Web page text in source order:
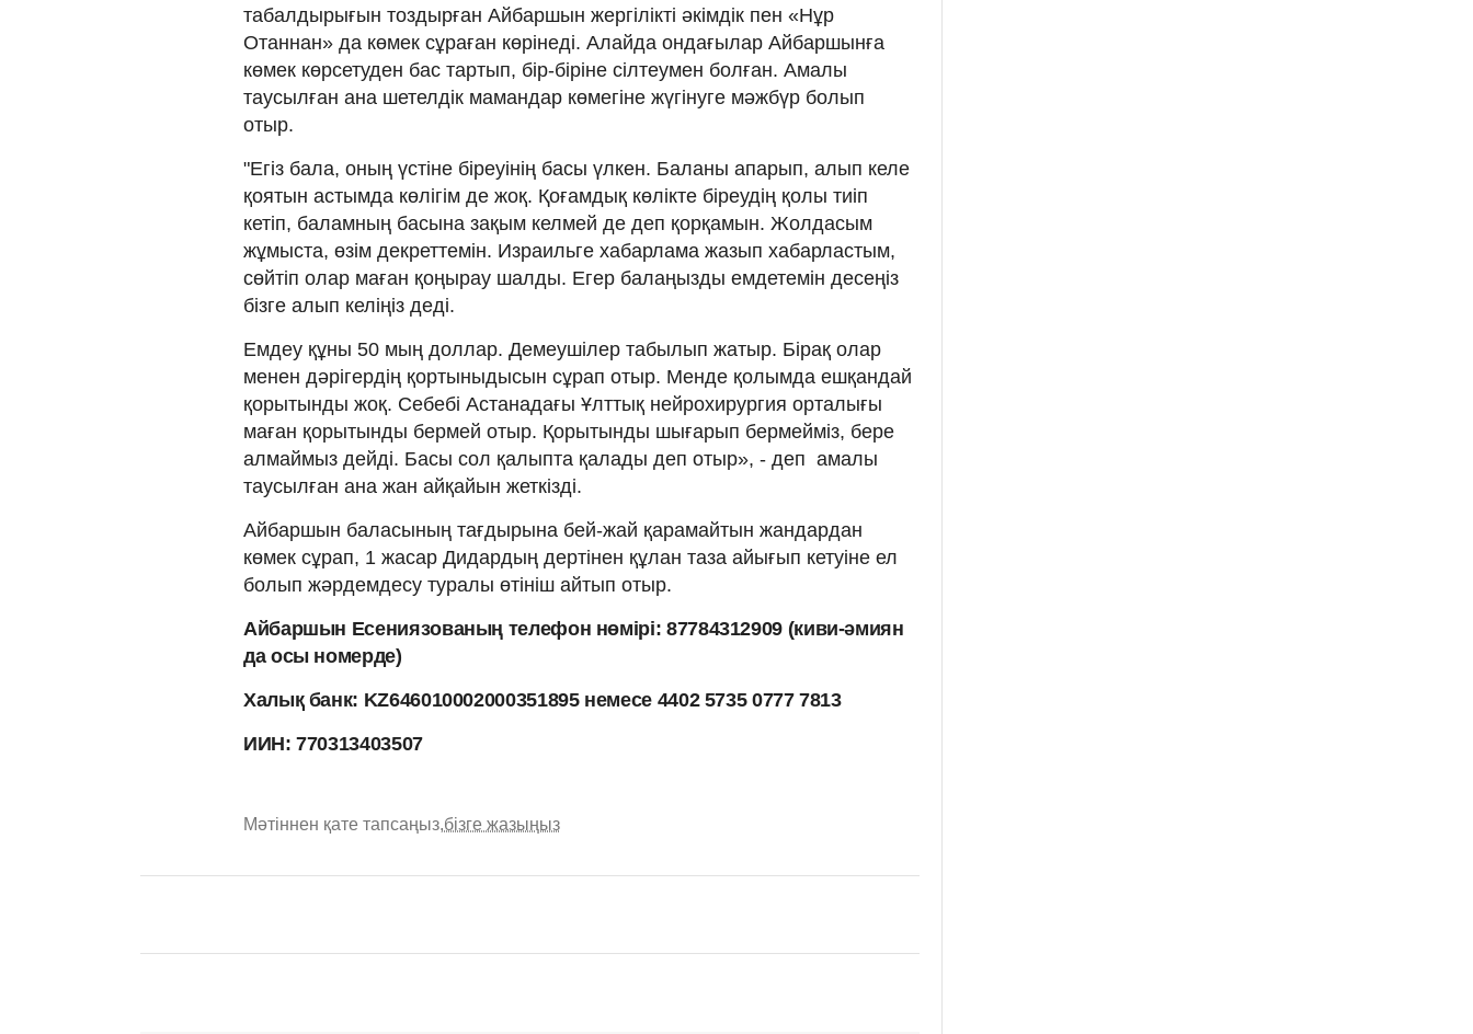
табалдырығын тоздырған Айбаршын жергілікті әкімдік пен «Нұр
Отаннан» да көмек сұраған көрінеді. Алайда ондағылар Айбаршынға
көмек көрсетуден бас тартып, бір-біріне сілтеумен болған. Амалы
таусылған ана шетелдік мамандар көмегіне жүгінуге мәжбүр болып
отыр.
"Егіз бала, оның үстіне біреуінің басы үлкен. Баланы апарып, алып келе
қоятын астымда көлігім де жоқ. Қоғамдық көлікте біреудің қолы тиіп
кетіп, баламның басына зақым келмей де деп қорқамын. Жолдасым
жұмыста, өзім декреттемін. Израильге хабарлама жазып хабарластым,
сөйтіп олар маған қоңырау шалды. Егер балаңызды емдетемін десеңіз
бізге алып келіңіз деді.
Емдеу құны 50 мың доллар. Демеушілер табылып жатыр. Бірақ олар
менен дәрігердің қортыныдысын сұрап отыр. Менде қолымда ешқандай
қорытынды жоқ. Себебі Астанадағы Ұлттық нейрохирургия орталығы
маған қорытынды бермей отыр. Қорытынды шығарып бермейміз, бере
алмаймыз дейді. Басы сол қалыпта қалады деп отыр», - деп амалы
таусылған ана жан айқайын жеткізді.
Айбаршын баласының тағдырына бей-жай қарамайтын жандардан
көмек сұрап, 1 жасар Дидардың дертінен құлан таза айығып кетуіне ел
болып жәрдемдесу туралы өтініш айтып отыр.
Айбаршын Есениязованың телефон нөмірі: 87784312909 (киви-әмиян
да осы номерде)
Халық банк: KZ646010002000351895 немесе 4402 5735 0777 7813
ИИН: 770313403507
Мәтіннен қате тапсаңыз,бізге жазыңыз